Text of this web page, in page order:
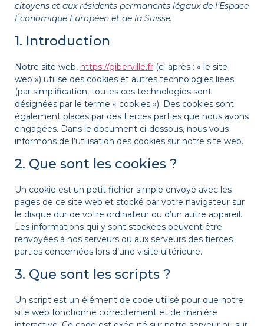
citoyens et aux résidents permanents légaux de l’Espace
Économique Européen et de la Suisse.
1. Introduction
Notre site web, https://giberville.fr (ci-après : « le site
web ») utilise des cookies et autres technologies liées
(par simplification, toutes ces technologies sont
désignées par le terme « cookies »). Des cookies sont
également placés par des tierces parties que nous avons
engagées. Dans le document ci-dessous, nous vous
informons de l’utilisation des cookies sur notre site web.
2. Que sont les cookies ?
Un cookie est un petit fichier simple envoyé avec les
pages de ce site web et stocké par votre navigateur sur
le disque dur de votre ordinateur ou d’un autre appareil.
Les informations qui y sont stockées peuvent être
renvoyées à nos serveurs ou aux serveurs des tierces
parties concernées lors d’une visite ultérieure.
3. Que sont les scripts ?
Un script est un élément de code utilisé pour que notre
site web fonctionne correctement et de manière